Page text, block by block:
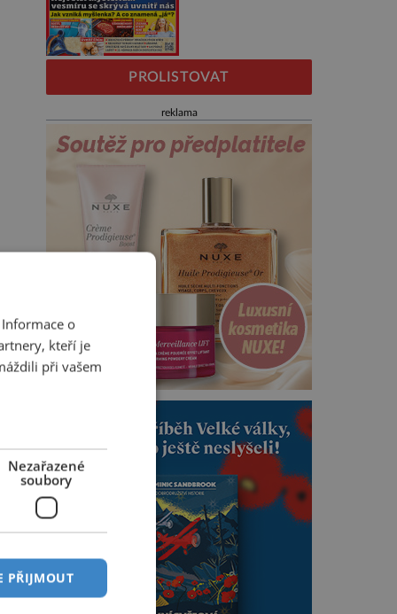
PROLISTOVAT
reklama
o
kteří je
při vašem
Nezařazené
soubory
PŘIJMOUT